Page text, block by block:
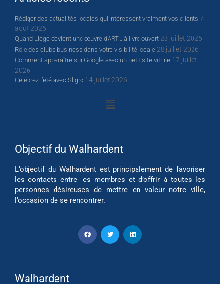
Rédiger des actualités locales qui intéressent vraiment vos clients 7
août 2026
Quand Liège devient une œuvre d’ART… à livre ouvert 28 juillet 2026
Rôle des clubs business dans votre visibilité locale 28 juillet 2026
Comment apparaître sur Google avec un petit site vitrine 17 juillet
2026
Célébrez l’été avec Sligro 14 juillet 2026
Objectif du Walhardent
L’objectif du Walhardent est principalement de favoriser
les contacts entre les membres et d’offrir à toutes les
personnes désireuses de mettre en valeur notre ville,
l’occasion de se rencontrer.
Walhardent